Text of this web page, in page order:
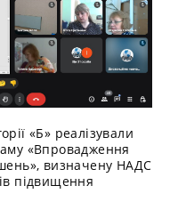
«Б» реалізували
«Впровадження
визначену НАДС
підвищення